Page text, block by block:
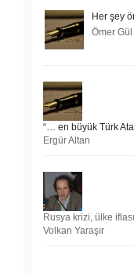
Her şey
Ömer Gül
“… en büyük Türk
Ergür Altan
Rusya krizi, ülke
Volkan Yaraşır